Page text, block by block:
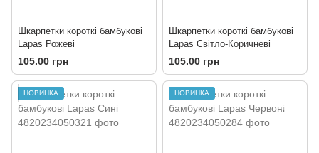
Шкарпетки короткі бамбукові
Lapas Рожеві
105.00 грн
Шкарпетки короткі бамбукові
Lapas Світло-Коричневі
105.00 грн
НОВИНКА НОВИНКА